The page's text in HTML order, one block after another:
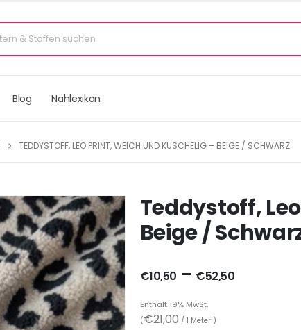
Blog Nählexikon
TEDDYSTOFF, LEO PRINT, WEICH UND KUSCHELIG – BEIGE / SCHWARZ
Teddystoff,
Beige /
€10,50 – €52,50
Enthält 19% MwSt.
(€21,00 / 1 Meter )